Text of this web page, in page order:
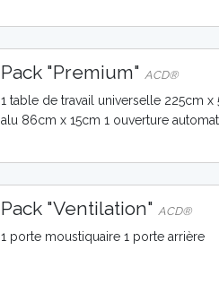
Pack "Premium" ACD®
1 table de travail universelle 225cm
alu 86cm x 15cm 1 ouverture
Pack "Ventilation"ACD®
1 porte moustiquaire 1 porte arrière